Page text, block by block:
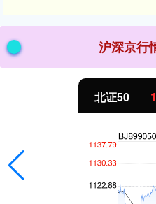
沪深京行
北证50 1134.24